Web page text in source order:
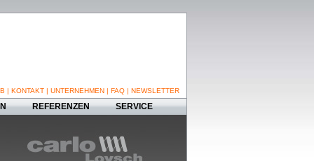
| KONTAKT | UNTERNEHMEN | FAQ | NEWSLETTER
REFERENZEN
SERVICE